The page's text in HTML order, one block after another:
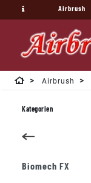
Airbrush
Airbrush
Kategorien
Biomech FX